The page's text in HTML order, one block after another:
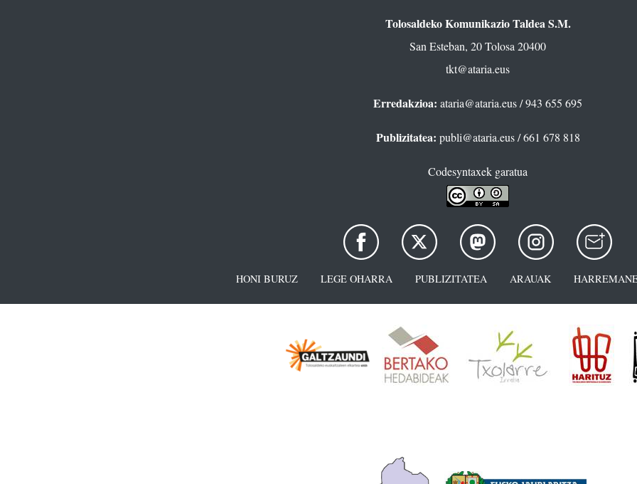
Tolosaldeko Komunikazio Taldea S.M.
San Esteban, 20 Tolosa 20400
tkt@ataria.eus
Erredakzioa: ataria@ataria.eus/ 943 655 695
Publizitatea: publi@ataria.eus/ 661 678 818
Codesyntaxek garatua
HONI BURUZ LEGE OHARRA PUBLIZITATEA ARAUAK